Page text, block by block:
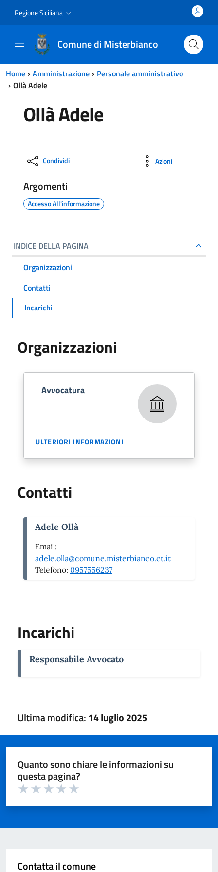
Regione Siciliana
Comune di Misterbianco
Home Amministrazione
Personale amministrativo
Ollà Adele
Ollà Adele
Condividi Azioni
Argomenti
Accesso All'informazione
INDICE DELLA PAGINA
Organizzazioni
Contatti
Incarichi
Organizzazioni
Avvocatura
ULTERIORI INFORMAZIONI
Contatti
Adele Ollà
Email:
adele.olla@comune.misterbianco.ct.it
Telefono: 0957556237
Incarichi
Responsabile Avvocato
Ultima modifica:14 luglio 2025
Quanto sono chiare le informazioni su
questa pagina?
Contatta il comune